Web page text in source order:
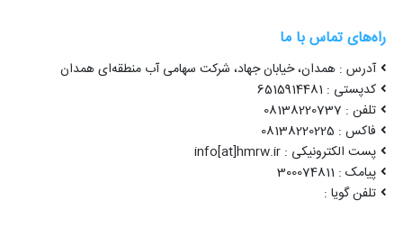
راه‌های تماس با ما
آدرس : همدان، خیابان جهاد، شرکت سهامی آب منطقه‌ای همدان
کدپستی : 6515914481
تلفن : 08138220737
فاکس : 08138220225
پست الکترونیکی : info[at]hmrw.ir
پیامک : 300074811
تلفن گویا :